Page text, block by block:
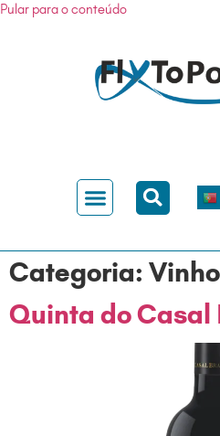
Pular para o conteúdo
Categoria:
Quinta do Casal